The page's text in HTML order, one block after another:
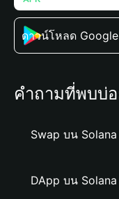
ดาวน์โหลด
คำถามที่พบบ่
Swap บน
DApp บน Solana